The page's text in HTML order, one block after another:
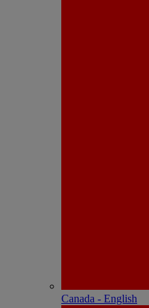
Canada - English